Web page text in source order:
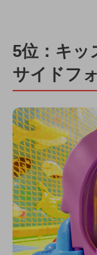
5位：キッ
サイドフ